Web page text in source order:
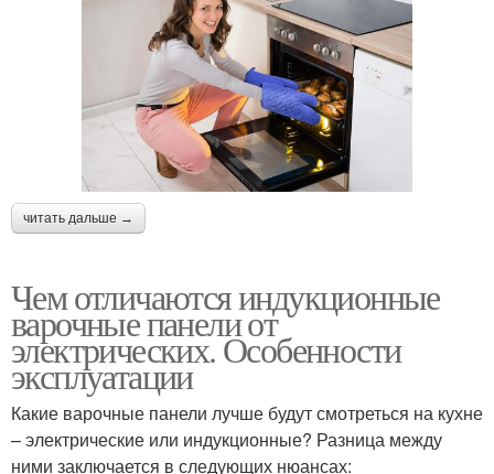
читать дальше →
Чем отличаются индукционные
варочные панели от
электрических. Особенности
эксплуатации
Какие варочные панели лучше будут смотреться на кухне
– электрические или индукционные? Разница между
ними заключается в следующих нюансах: